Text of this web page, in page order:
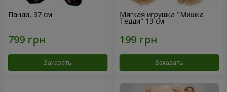
Панда, 37 см
Заказать
Мягкая игрушка "Мишка
Тедди" 13 см
Заказать